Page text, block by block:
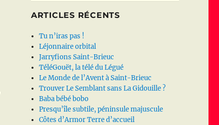
ARTICLES RÉCENTS
Tu n’iras pas !
Léjonnaire orbital
Jarryfions Saint-Brieuc
TéléGouët, la télé du Légué
Le Monde de l’Avent à Saint-Brieuc
Trouver Le Semblant sans La Gidouille ?
Baba bébé bobo
Presqu’île subtile, péninsule majuscule
Côtes d’Armor Terre d’accueil